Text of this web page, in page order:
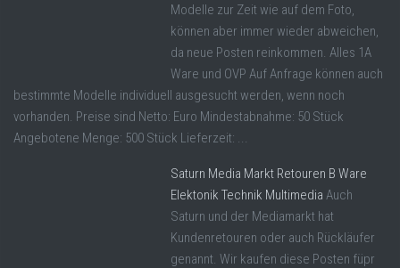
Modelle zur Zeit wie auf dem Foto,
können aber immer wieder abweichen,
da neue Posten reinkommen. Alles 1A
Ware und OVP Auf Anfrage können auch
bestimmte Modelle individuell ausgesucht werden, wenn noch
vorhanden. Preise sind Netto: Euro Mindestabnahme: 50 Stück
Angebotene Menge: 500 Stück Lieferzeit: ...
Saturn Media Markt Retouren B Ware
Elektonik Technik Multimedia Auch
Saturn und der Mediamarkt hat
Kundenretouren oder auch Rückläufer
genannt. Wir kaufen diese Posten füpr